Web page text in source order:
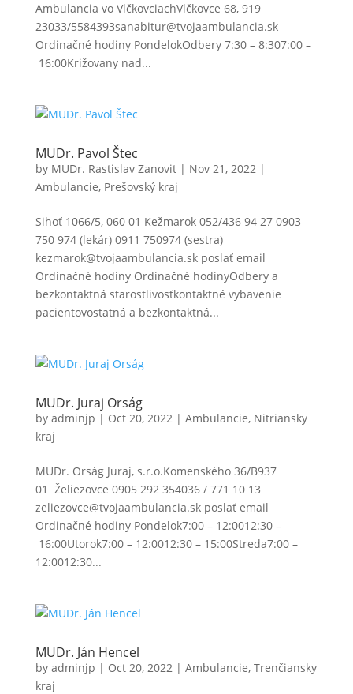
Ambulancia vo VlčkovciachVlčkovce 68, 919
23033/5584393sanabitur@tvojaambulancia.sk
Ordinačné hodiny PondelokOdbery 7:30 – 8:307:00 –
16:00Križovany nad...
MUDr. Pavol Štec
by MUDr. Rastislav Zanovit| Nov 21, 2022|
Ambulancie, Prešovský kraj
Sihoť 1066/5, 060 01 Kežmarok 052/436 94 27 0903
750 974 (lekár) 0911 750974 (sestra)
kezmarok@tvojaambulancia.sk poslať email
Ordinačné hodiny Ordinačné hodinyOdbery a
bezkontaktná starostlivosťkontaktné vybavenie
pacientovostatná a bezkontaktná...
MUDr. Juraj Orság
by adminjp | Oct 20, 2022| Ambulancie, Nitriansky
kraj
MUDr. Orság Juraj, s.r.o.Komenského 36/B937
01 Želiezovce 0905 292 354036 / 771 10 13
zeliezovce@tvojaambulancia.sk poslať email
Ordinačné hodiny Pondelok7:00 – 12:0012:30 –
16:00Utorok7:00 – 12:0012:30 – 15:00Streda7:00 –
12:0012:30...
MUDr. Ján Hencel
by adminjp | Oct 20, 2022| Ambulancie, Trenčiansky
kraj